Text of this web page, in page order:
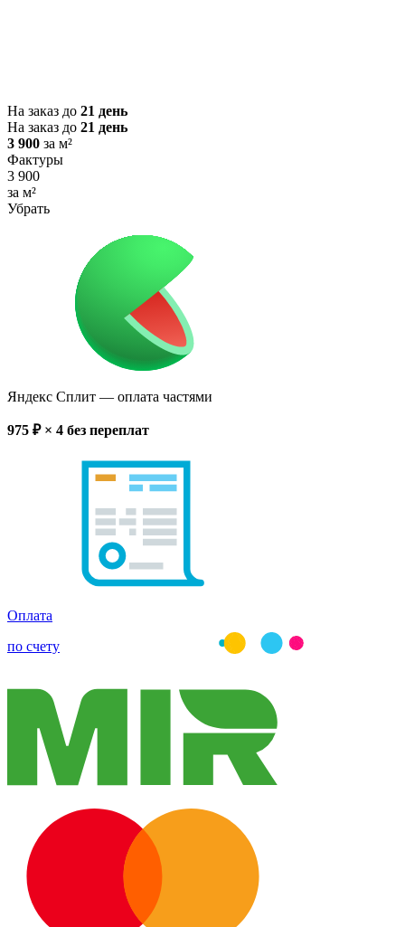
На заказ до 21 день
На заказ до 21 день
3 900 за м²
Фактуры
3 900
за м²
Убрать
Яндекс Сплит — оплата частями
975 ₽ × 4 без переплат
Оплата
по счету